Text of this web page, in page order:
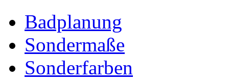
Badplanung
Sondermaße
Sonderfarben